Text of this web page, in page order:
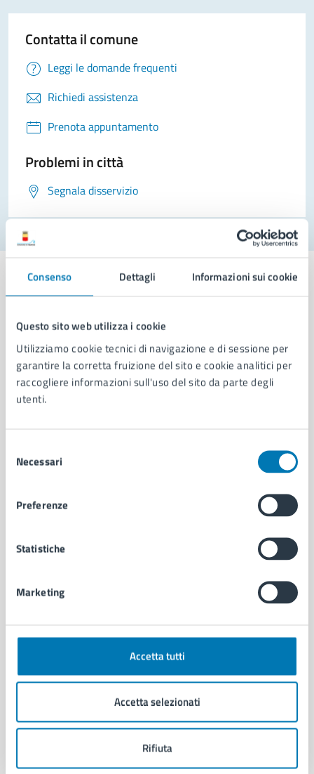
Consenso Dettagli Informazioni sui cookie
Questo sito web utilizza i cookie
Utilizziamo cookie tecnici di navigazione e di sessione per
garantire la corretta fruizione del sito e cookie analitici per
raccogliere informazioni sull'uso del sito da parte degli
utenti.
delNecessari
Preferenze
Statistiche
Marketing
Accetta tutti
Accetta selezionati
Rifiuta
Contatta il comune
Leggi le domande frequenti
Richiedi assistenza
Prenota appuntamento
Problemi in città
Segnala disservizio
Comune di Napoli
AMMINISTRAZIONE
Aree amministrative
Organi di governo
Enti e fondazioni
Documenti e dati
Ambiente
Educazione e formazione
Giustizia e sicurezza pubblica
Salute, benessere e assistenza
Vita lavorativa